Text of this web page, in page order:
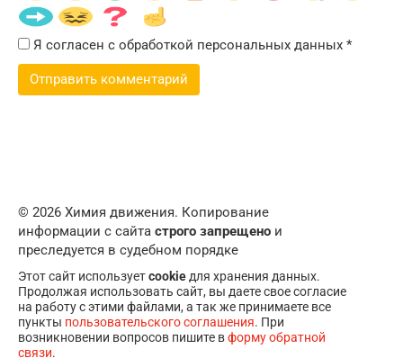
Я согласен с обработкой персональных данных *
© 2026 Химия движения. Копирование
информации с сайта строго запрещено и
преследуется в судебном порядке
Этот сайт используетcookie для хранения данных.
Продолжая использовать сайт, вы даете свое согласие
на работу с этими файлами, а так же принимаете все
пункты пользовательского соглашения. При
возникновении вопросов пишите вформу обратной
связи.